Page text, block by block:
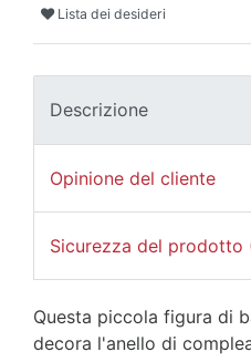
Lista dei desideri
Descrizione
Opinione del cliente
Sicurezza del prodotto
Questa piccola figura di
decora l'anello di